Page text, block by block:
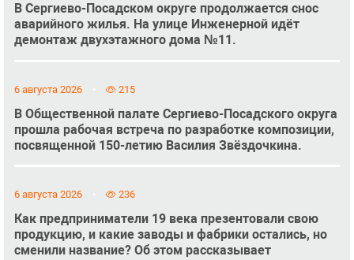
В Сергиево-Посадском округе продолжается снос
аварийного жилья. На улице Инженерной идёт
демонтаж двухэтажного дома №11.
6 августа 2026 215
В Общественной палате Сергиево-Посадского округа
прошла рабочая встреча по разработке композиции,
посвященной 150-летию Василия Звёздочкина.
6 августа 2026 236
Как предприниматели 19 века презентовали свою
продукцию, и какие заводы и фабрики остались, но
сменили название? Об этом рассказывает